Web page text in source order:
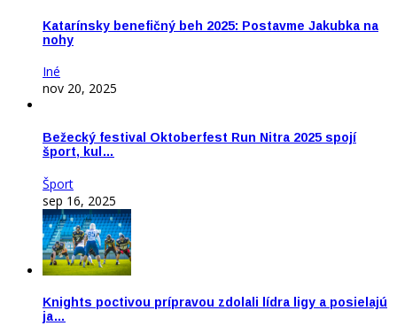
Katarínsky benefičný beh 2025: Postavme Jakubka na
nohy
Iné
nov 20, 2025
Bežecký festival Oktoberfest Run Nitra 2025 spojí
šport, kul…
Šport
sep 16, 2025
Knights poctivou prípravou zdolali lídra ligy a posielajú
ja…